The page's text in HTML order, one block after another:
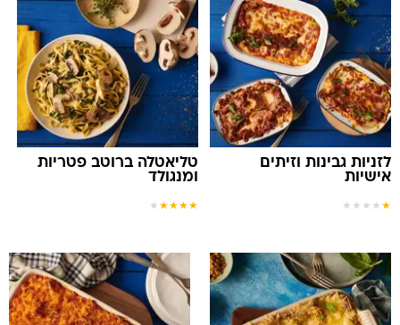
לזניות גבינות וזיתים
אישיות
★
★
★
★
★
טליאטלה ברוטב פטריות
ומנגולד
★
★
★
★
★